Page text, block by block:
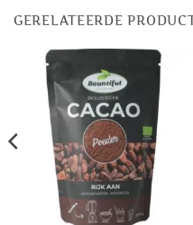
GERELATEERDE